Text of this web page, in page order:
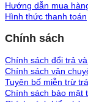
Hướng dẫn mua
Hình thức thanh toán
Chính sách
Chính sách đổi trả
Chính sách vận
Tuyên bố miễn trừ
Chính sách bảo mật